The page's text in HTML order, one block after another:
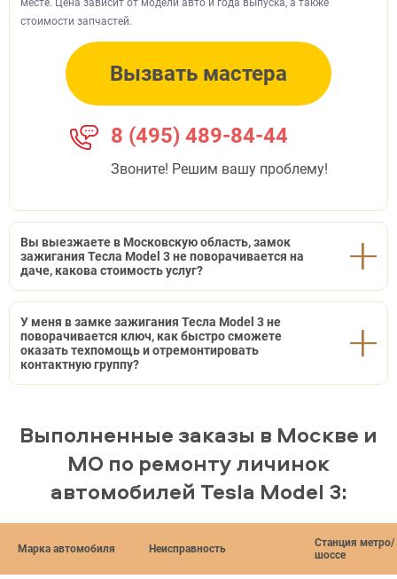
месте. Цена зависит от модели авто и года выпуска, а также
стоимости запчастей.
Вызвать мастера
8 (495) 489-84-44
Звоните! Решим вашу проблему!
Вы выезжаете в Московскую область, замок
зажигания Тесла Model 3 не поворачивается на
даче, какова стоимость услуг?
У меня в замке зажигания Тесла Model 3 не
поворачивается ключ, как быстро сможете
оказать техпомощь и отремонтировать
контактную группу?
Выполненные заказы в Москве и
МО по ремонту личинок
автомобилей Tesla Model 3:
Марка автомобиля Неисправность
Станция метро/
шоссе